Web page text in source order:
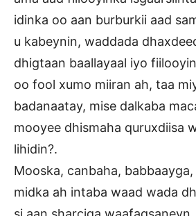
idinka oo aan burburkii aad
u kabeynin, waddada
dhigtaan baallayaal iyo
oo fool xumo miiran ah, taa
badanaatay, mise dalkaba
mooyee dhismaha quruxdiisa
lihidin?.
Mooska, canbaha,
midka ah intaba waad wada